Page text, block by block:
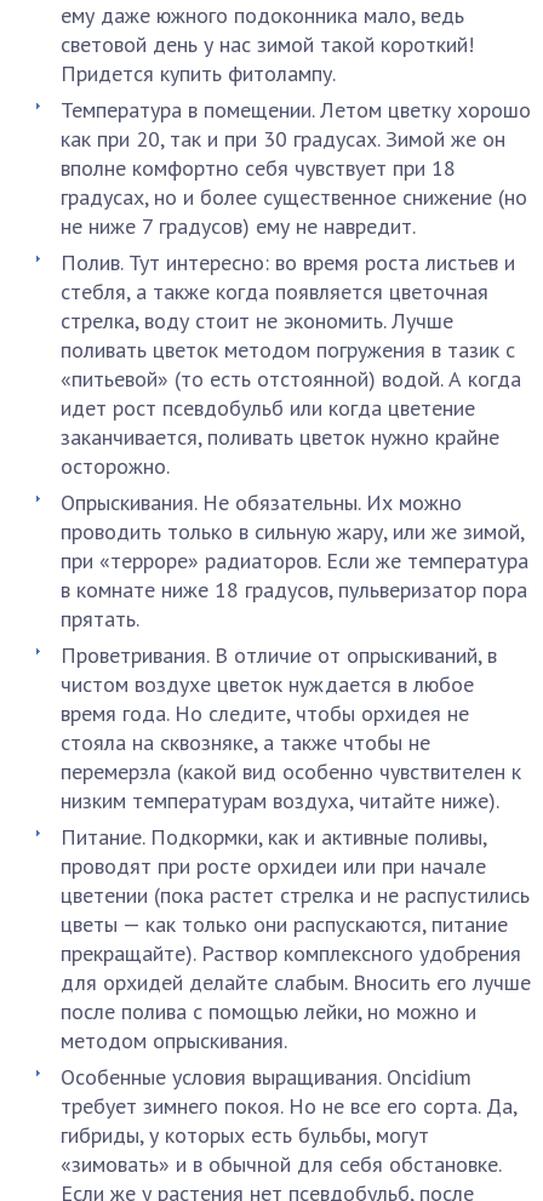
ему даже южного подоконника мало, ведь
световой день у нас зимой такой короткий!
Придется купить фитолампу.
Температура в помещении. Летом цветку хорошо
как при 20, так и при 30 градусах. Зимой же он
вполне комфортно себя чувствует при 18
градусах, но и более существенное снижение (но
не ниже 7 градусов) ему не навредит.
Полив. Тут интересно: во время роста листьев и
стебля, а также когда появляется цветочная
стрелка, воду стоит не экономить. Лучше
поливать цветок методом погружения в тазик с
«питьевой» (то есть отстоянной) водой. А когда
идет рост псевдобульб или когда цветение
заканчивается, поливать цветок нужно крайне
осторожно.
Опрыскивания. Не обязательны. Их можно
проводить только в сильную жару, или же зимой,
при «терроре» радиаторов. Если же температура
в комнате ниже 18 градусов, пульверизатор пора
прятать.
Проветривания. В отличие от опрыскиваний, в
чистом воздухе цветок нуждается в любое
время года. Но следите, чтобы орхидея не
стояла на сквозняке, а также чтобы не
перемерзла (какой вид особенно чувствителен к
низким температурам воздуха, читайте ниже).
Питание. Подкормки, как и активные поливы,
проводят при росте орхидеи или при начале
цветении (пока растет стрелка и не распустились
цветы — как только они распускаются, питание
прекращайте). Раствор комплексного удобрения
для орхидей делайте слабым. Вносить его лучше
после полива с помощью лейки, но можно и
методом опрыскивания.
Особенные условия выращивания. Oncidium
требует зимнего покоя. Но не все его сорта. Да,
гибриды, у которых есть бульбы, могут
«зимовать» и в обычной для себя обстановке.
Если же у растения нет псевдобульб, после